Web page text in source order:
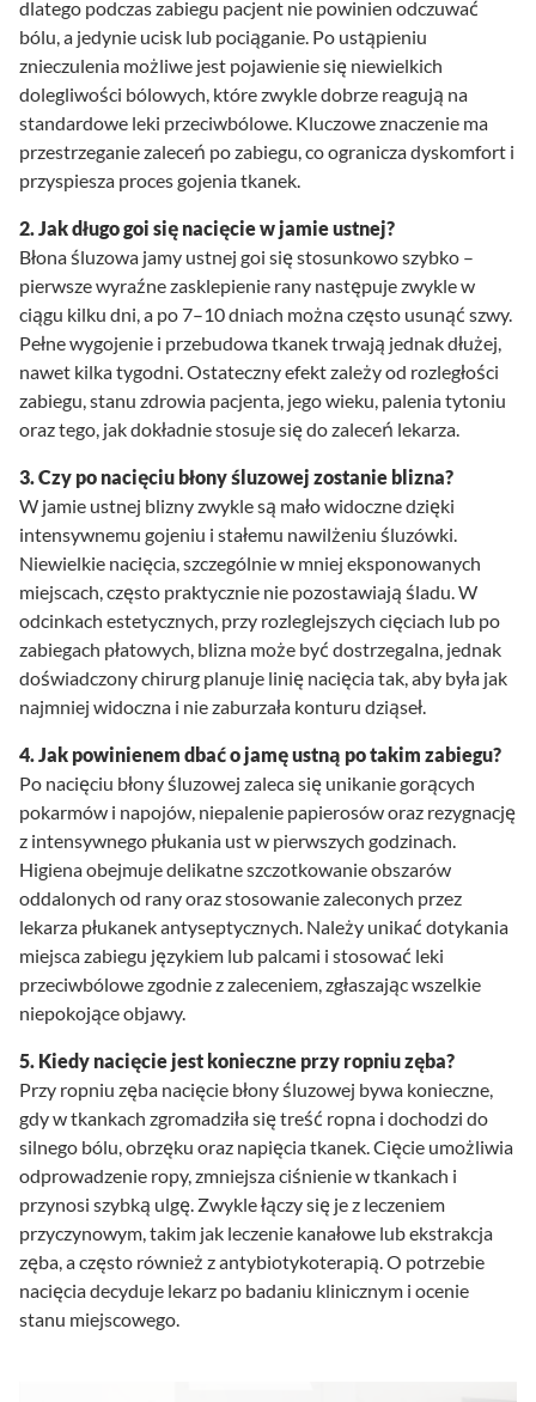
dlatego podczas zabiegu pacjent nie powinien odczuwać
bólu, a jedynie ucisk lub pociąganie. Po ustąpieniu
znieczulenia możliwe jest pojawienie się niewielkich
dolegliwości bólowych, które zwykle dobrze reagują na
standardowe leki przeciwbólowe. Kluczowe znaczenie ma
przestrzeganie zaleceń po zabiegu, co ogranicza dyskomfort i
przyspiesza proces gojenia tkanek.
2. Jak długo goi się nacięcie w jamie ustnej?
Błona śluzowa jamy ustnej goi się stosunkowo szybko –
pierwsze wyraźne zasklepienie rany następuje zwykle w
ciągu kilku dni, a po 7–10 dniach można często usunąć szwy.
Pełne wygojenie i przebudowa tkanek trwają jednak dłużej,
nawet kilka tygodni. Ostateczny efekt zależy od rozległości
zabiegu, stanu zdrowia pacjenta, jego wieku, palenia tytoniu
oraz tego, jak dokładnie stosuje się do zaleceń lekarza.
3. Czy po nacięciu błony śluzowej zostanie blizna?
W jamie ustnej blizny zwykle są mało widoczne dzięki
intensywnemu gojeniu i stałemu nawilżeniu śluzówki.
Niewielkie nacięcia, szczególnie w mniej eksponowanych
miejscach, często praktycznie nie pozostawiają śladu. W
odcinkach estetycznych, przy rozleglejszych cięciach lub po
zabiegach płatowych, blizna może być dostrzegalna, jednak
doświadczony chirurg planuje linię nacięcia tak, aby była jak
najmniej widoczna i nie zaburzała konturu dziąseł.
4. Jak powinienem dbać o jamę ustną po takim zabiegu?
Po nacięciu błony śluzowej zaleca się unikanie gorących
pokarmów i napojów, niepalenie papierosów oraz rezygnację
z intensywnego płukania ust w pierwszych godzinach.
Higiena obejmuje delikatne szczotkowanie obszarów
oddalonych od rany oraz stosowanie zaleconych przez
lekarza płukanek antyseptycznych. Należy unikać dotykania
miejsca zabiegu językiem lub palcami i stosować leki
przeciwbólowe zgodnie z zaleceniem, zgłaszając wszelkie
niepokojące objawy.
5. Kiedy nacięcie jest konieczne przy ropniu zęba?
Przy ropniu zęba nacięcie błony śluzowej bywa konieczne,
gdy w tkankach zgromadziła się treść ropna i dochodzi do
silnego bólu, obrzęku oraz napięcia tkanek. Cięcie umożliwia
odprowadzenie ropy, zmniejsza ciśnienie w tkankach i
przynosi szybką ulgę. Zwykle łączy się je z leczeniem
przyczynowym, takim jak leczenie kanałowe lub ekstrakcja
zęba, a często również z antybiotykoterapią. O potrzebie
nacięcia decyduje lekarz po badaniu klinicznym i ocenie
stanu miejscowego.